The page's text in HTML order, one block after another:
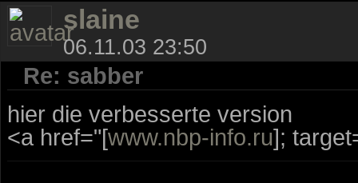
slaine
06.11.03 23:50
Re: sabber
hier die verbesserte version
<a href="[www.nbp-info.ru];